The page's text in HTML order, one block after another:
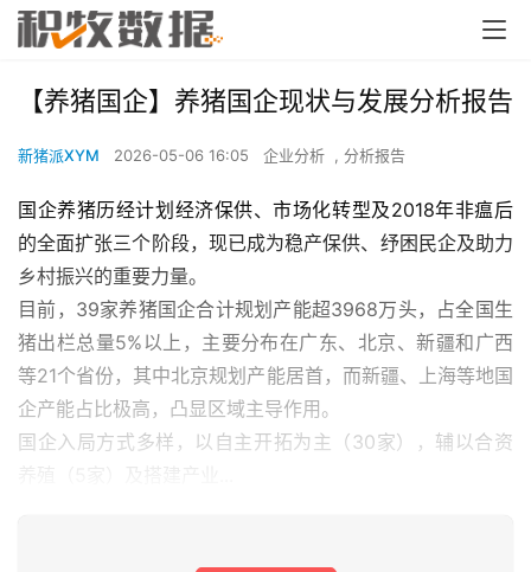
【养猪国企】养猪国企现状与发展分析报告
新猪派XYM 2026-05-06 16:05 企业分析 , 分析报告
国企养猪历经计划经济保供、市场化转型及2018年非瘟后
的全面扩张三个阶段，现已成为稳产保供、纾困民企及助力
乡村振兴的重要力量。
目前，39家养猪国企合计规划产能超3968万头，占全国生
猪出栏总量5%以上，主要分布在广东、北京、新疆和广西
等21个省份，其中北京规划产能居首，而新疆、上海等地国
企产能占比极高，凸显区域主导作用。
国企入局方式多样，以自主开拓为主（30家），辅以合资